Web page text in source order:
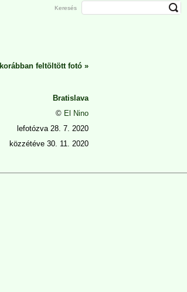
korábban feltöltött fotó »
Bratislava
© El Nino
lefotózva28. 7. 2020
közzétéve 30. 11. 2020
Keresés